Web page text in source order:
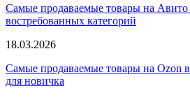
Самые продаваемые товары на Авито
востребованных категорий
18.03.2026
Самые продаваемые товары на Ozon
для новичка